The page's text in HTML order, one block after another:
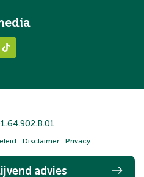
advies
Disclaimer Privacy